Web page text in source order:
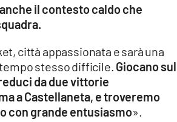
il contesto caldo che
città appassionata e sarà una
stesso difficile. Giocano sul
da due vittorie
a Castellaneta, e troveremo
con grande entusiasmo».